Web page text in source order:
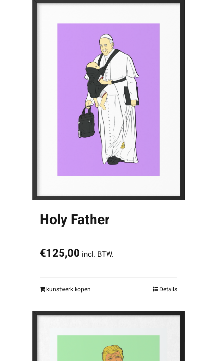
Holy Father
€125,00 incl. BTW.
kunstwerk kopen Details